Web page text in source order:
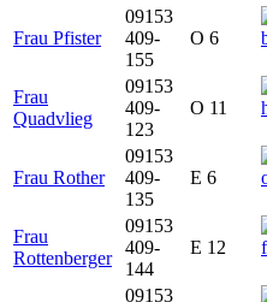
Frau Pfister
09153
409-
155
O 6
Frau
Quadvlieg
09153
409-
123
O 11
Frau Rother
09153
409-
135
E 6
Frau
Rottenberger
09153
409-
144
E 12
09153